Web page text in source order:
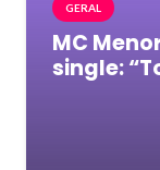
GERAL
MC
single: